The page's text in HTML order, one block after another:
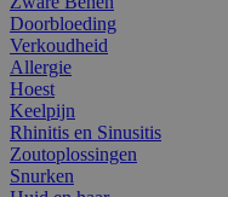
Doorbloeding
Verkoudheid
Allergie
Hoest
Keelpijn
Rhinitis en Sinusitis
Zoutoplossingen
Snurken